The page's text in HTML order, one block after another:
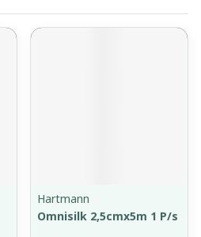
Hartmann
Omnisilk 2,5cmx5m 1 P/s